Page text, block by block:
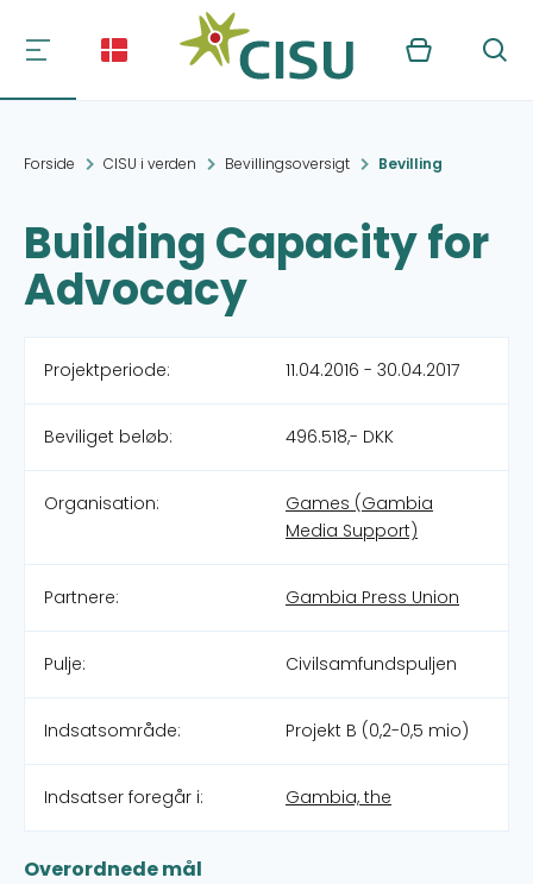
Kurv Søg
Forside CISU i verden Bevillingsoversigt Bevilling
Building Capacity for
Advocacy
Projektperiode: 11.04.2016 - 30.04.2017
Beviliget beløb: 496.518,- DKK
Organisation:
Games (Gambia
Media Support)
Partnere: Gambia Press Union
Pulje: Civilsamfundspuljen
Indsatsområde: Projekt B (0,2-0,5 mio)
Indsatser foregår i: Gambia, the
Overordnede mål